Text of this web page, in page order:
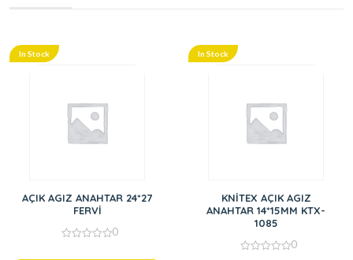
In Stock
AÇIK AGIZ ANAHTAR 24*27
FERVİ
0
In Stock
KNİTEX AÇIK AGIZ
ANAHTAR 14*15MM KTX-
1085
0